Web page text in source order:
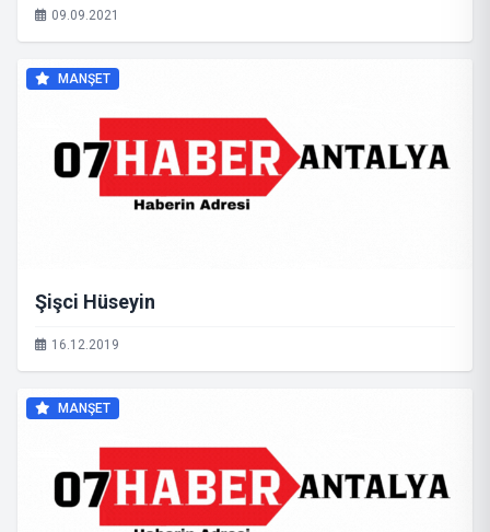
09.09.2021
MANŞET
Şişci Hüseyin
16.12.2019
MANŞET